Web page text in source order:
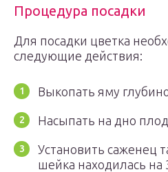
Процедура посадки
Для посадки цветка
следующие действия:
Выкопать яму
Насыпать на дно
Установить саженец
шейка находилась на